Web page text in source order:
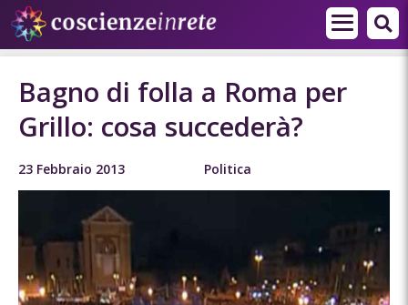
Bagno di folla a Roma per
Grillo: cosa succederà?
23 Febbraio 2013 Politica